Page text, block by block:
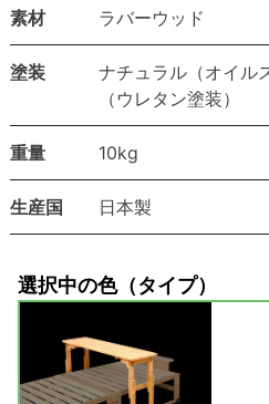
素材 ラバーウッド
塗装
ナチュラル（オイル
（ウレタン塗装）
重量 10kg
生産国 日本製
選択中の色（タイプ）